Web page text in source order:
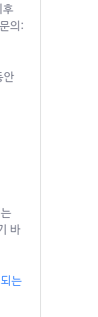
후
안
바
는